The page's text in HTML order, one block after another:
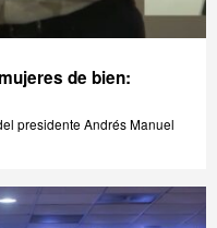
de bien:
presidente Andrés Manuel